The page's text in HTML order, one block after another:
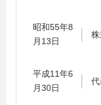
昭和55年8
月13日
平成11年6
月30日